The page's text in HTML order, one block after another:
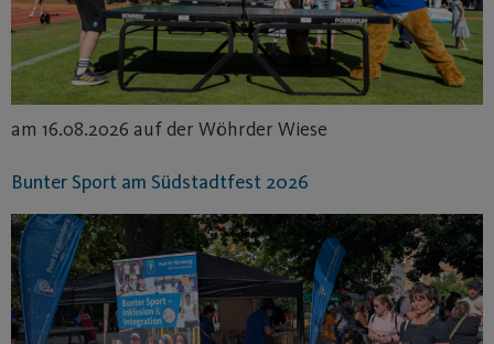
am 16.08.2026 auf der Wöhrder Wiese
Bunter Sport am Südstadtfest 2026